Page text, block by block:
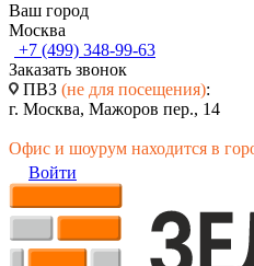
Ваш город
Москва
+7 (499) 348-99-63
Заказать звонок
ПВЗ (не для посещения):
г. Москва, Мажоров пер., 14
Офис и шоурум находится в
Войти